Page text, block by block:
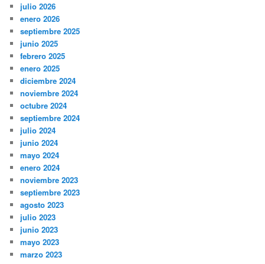
julio 2026
enero 2026
septiembre 2025
junio 2025
febrero 2025
enero 2025
diciembre 2024
noviembre 2024
octubre 2024
septiembre 2024
julio 2024
junio 2024
mayo 2024
enero 2024
noviembre 2023
septiembre 2023
agosto 2023
julio 2023
junio 2023
mayo 2023
marzo 2023